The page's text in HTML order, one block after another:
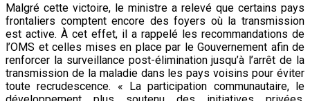
Malgré cette victoire, le ministre a relevé que certains pays
frontaliers comptent encore des foyers où la transmission
est active. À cet effet, il a rappelé les recommandations de
l’OMS et celles mises en place par le Gouvernement afin de
renforcer la surveillance post-élimination jusqu’à l’arrêt de la
transmission de la maladie dans les pays voisins pour éviter
toute recrudescence. « La participation communautaire, le